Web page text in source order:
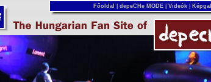
Főoldal depeCHe MODE Videók